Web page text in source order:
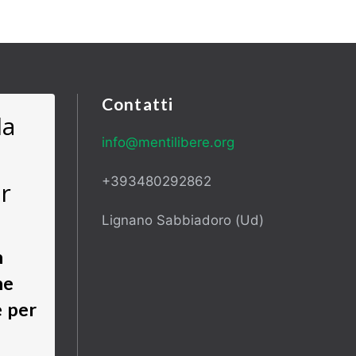
per
Contatti
info@mentilibere.org
+393480292862
Lignano Sabbiadoro (Ud)